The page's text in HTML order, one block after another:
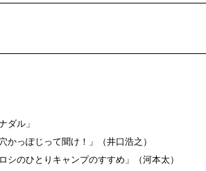
ダル」
かっぽじって聞け！」（井口浩之）
のひとりキャンプのすすめ」（河本太）